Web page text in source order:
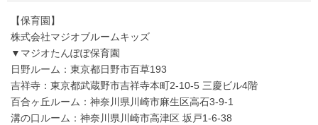
【保育園】
株式会社マジオブルームキッズ
▼マジオたんぽぽ保育園
日野ルーム：東京都日野市百草193
吉祥寺：東京都武蔵野市吉祥寺本町2-10-5 三慶ビル4階
百合ヶ丘ルーム：神奈川県川崎市麻生区高石3-9-1
溝の口ルーム：神奈川県川崎市高津区 坂戸1-6-38